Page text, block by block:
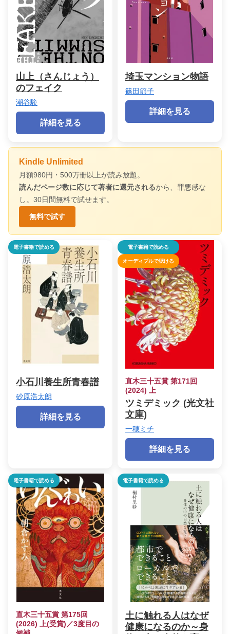
山上（さんじょう）
のフェイク
潮谷験
詳細を見る
埼玉マンション物語
篠田節子
詳細を見る
Kindle Unlimited
月額980円・500万冊以上が読み放題。
読んだページ数に応じて著者に還元されるから、罪悪感な
し。30日間無料で試せます。
無料で試す
電子書籍で読める
小石川養生所青春譜
砂原浩太朗
詳細を見る
電子書籍で読める
オーディブルで聴ける
直木三十五賞 第171回
(2024) 上
ツミデミック (光文社
文庫)
一穂ミチ
詳細を見る
電子書籍で読める
直木三十五賞 第175回
(2026) 上(受賞)／3度目の
電子書籍で読める
土に触れる人はなぜ
健康になるのか～身